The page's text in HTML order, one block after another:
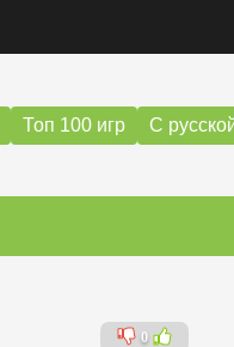
Топ 100 игр С
0